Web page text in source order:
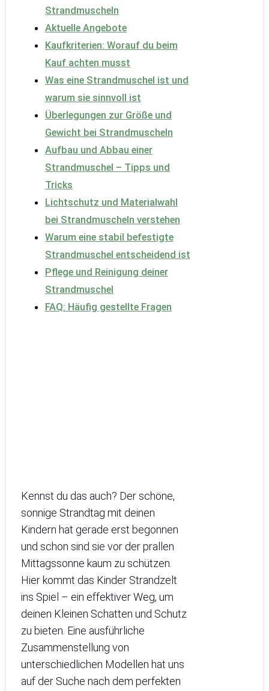
Strandmuscheln
Aktuelle Angebote
Kaufkriterien: Worauf du beim
Kauf achten musst
Was eine Strandmuschel ist und
warum sie sinnvoll ist
Überlegungen zur Größe und
Gewicht bei Strandmuscheln
Aufbau und Abbau einer
Strandmuschel – Tipps und
Tricks
Lichtschutz und Materialwahl
bei Strandmuscheln verstehen
Warum eine stabil befestigte
Strandmuschel entscheidend ist
Pflege und Reinigung deiner
Strandmuschel
FAQ: Häufig gestellte Fragen
Kennst du das auch? Der schöne,
sonnige Strandtag mit deinen
Kindern hat gerade erst begonnen
und schon sind sie vor der prallen
Mittagssonne kaum zu schützen.
Hier kommt das Kinder Strandzelt
ins Spiel – ein effektiver Weg, um
deinen Kleinen Schatten und Schutz
zu bieten. Eine ausführliche
Zusammenstellung von
unterschiedlichen Modellen hat uns
auf der Suche nach dem perfekten